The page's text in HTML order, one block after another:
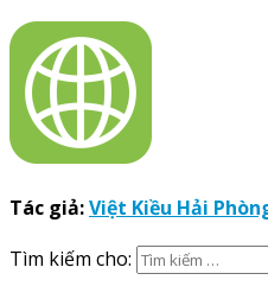
Tác giả:Việt Kiều Hải
Tìm kiếm cho: